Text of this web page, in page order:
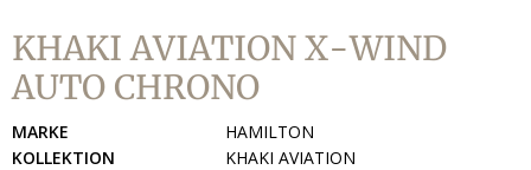
KHAKI AVIATION X-WIND
AUTO CHRONO
MARKE
HAMILTON
KOLLEKTION
KHAKI AVIATION